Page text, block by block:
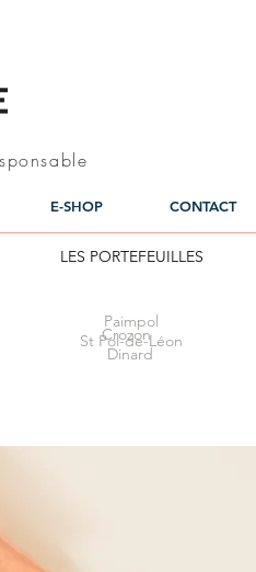
E-SHOP CONTACT
Crozon
Dinard
LES PORTEFEUILLES
Paimpol
St Pol-de-Léon